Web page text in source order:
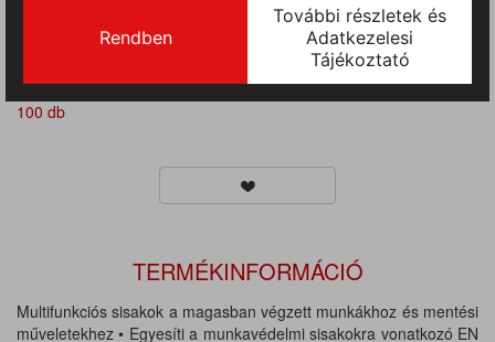
:
III.RAKTÁRON
(szállítási idő 9-14 nap)
:
100 db
TERMÉKINFORMÁCIÓ
Multifunkciós sisakok a magasban végzett munkákhoz és mentési
műveletekhez • Egyesíti a munkavédelmi sisakokra vonatkozó EN